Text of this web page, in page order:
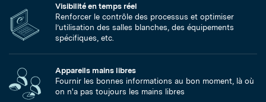
Visibilité en temps réel
Renforcer le contrôle des processus et optimiser
l’utilisation des salles blanches, des équipements
spécifiques, etc.
Appareils mains libres
Fournir les bonnes informations au bon moment, là où
on n'a pas toujours les mains libres